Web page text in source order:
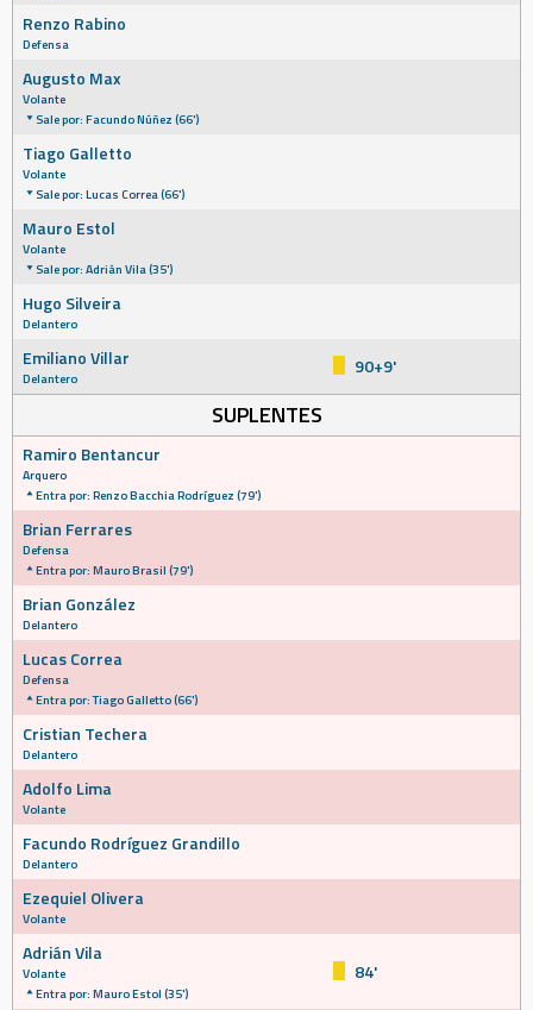
Renzo Rabino
Defensa
Augusto Max
Volante
Sale por: Facundo Núñez (66')
Tiago Galletto
Volante
Sale por: Lucas Correa (66')
Mauro Estol
Volante
Sale por: Adrián Vila (35')
Hugo Silveira
Delantero
Emiliano Villar
Delantero 90+9'
SUPLENTES
Ramiro Bentancur
Arquero
Entra por: Renzo Bacchia Rodríguez (79')
Brian Ferrares
Defensa
Entra por: Mauro Brasil (79')
Brian González
Delantero
Lucas Correa
Defensa
Entra por: Tiago Galletto (66')
Cristian Techera
Delantero
Adolfo Lima
Volante
Facundo Rodríguez Grandillo
Delantero
Ezequiel Olivera
Volante
Adrián Vila
Volante
Entra por: Mauro Estol (35')
84'